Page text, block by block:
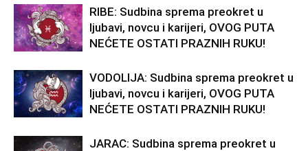
RIBE: Sudbina sprema preokret u
ljubavi, novcu i karijeri, OVOG PUTA
NEĆETE OSTATI PRAZNIH RUKU!
VODOLIJA: Sudbina sprema preokret u
ljubavi, novcu i karijeri, OVOG PUTA
NEĆETE OSTATI PRAZNIH RUKU!
JARAC: Sudbina sprema preokret u